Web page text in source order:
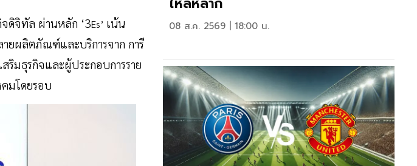
ดิจิทัล ผ่านหลัก ‘3Es’ เน้น
ยผลิตภัณฑ์และบริการจาก การี
มธุรกิจและผู้ประกอบการราย
มโดยรอบ
08 ส.ค. 2569 | 18:00 น.